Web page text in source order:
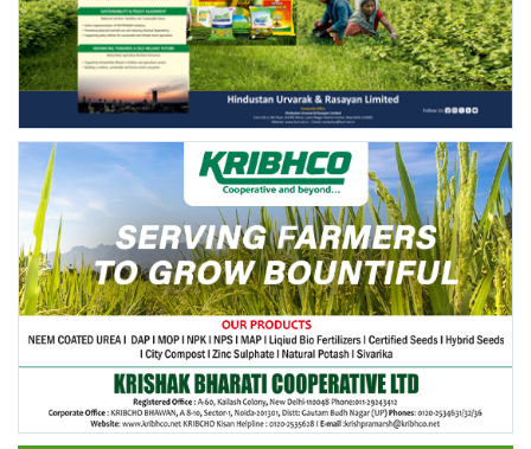
Agri Start-Ups
Language
English Hindi